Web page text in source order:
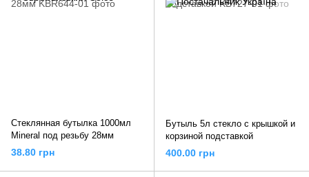
Стеклянная бутылка 1000мл
Mineral под резьбу 28мм
38.80 грн
Бутыль 5л стекло с крышкой и
корзиной подставкой
400.00 грн